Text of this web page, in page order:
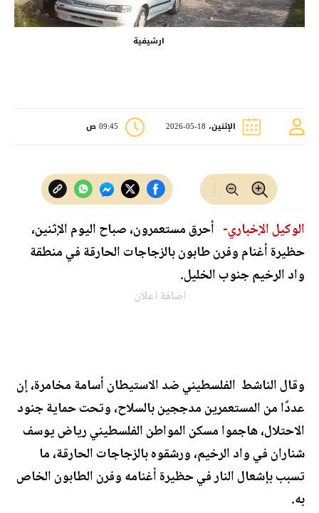
ارشيفية
الإثنين، 18-05-2026 09:45 ص
الوكيل الإخباري- أحرق مستعمرون، صباح اليوم الإثنين،
حظيرة أغنام وفرن طابون بالزجاجات الحارقة في منطقة
واد الرخيم جنوب الخليل.
اضافة اعلان
وقال الناشط الفلسطيني ضد الاستيطان أسامة مخامرة، إن
عددًا من المستعمرين مدججين بالسلاح، وتحت حماية جنود
الاحتلال، هاجموا مسكن المواطن الفلسطيني رياض يوسف
شناران في واد الرخيم، ورشقوه بالزجاجات الحارقة، ما
تسبب بإشعال النار في حظيرة أغنامه وفرن الطابون الخاص
به.